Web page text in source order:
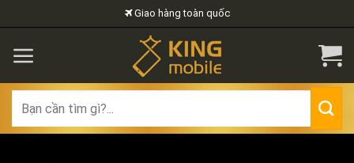
to
content
Giao hàng toàn quốc
for: